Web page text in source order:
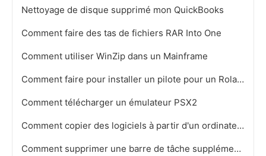
Nettoyage de disque supprimé mon QuickBooks
Comment faire des tas de fichiers RAR Into One
Comment utiliser WinZip dans un Mainframe
Comment faire pour installer un pilote pour un Roland Fantom X8 sur Vista
Comment télécharger un émulateur PSX2
Comment copier des logiciels à partir d'un ordinateur sur un CD
Comment supprimer une barre de tâche supplémentaire